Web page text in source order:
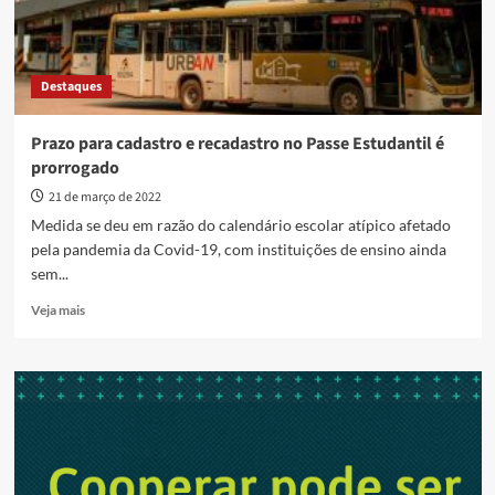
Destaques
Prazo para cadastro e recadastro no Passe Estudantil é
prorrogado
21 de março de 2022
Medida se deu em razão do calendário escolar atípico afetado
pela pandemia da Covid-19, com instituições de ensino ainda
sem...
Veja maisRead
Prazo
para
no